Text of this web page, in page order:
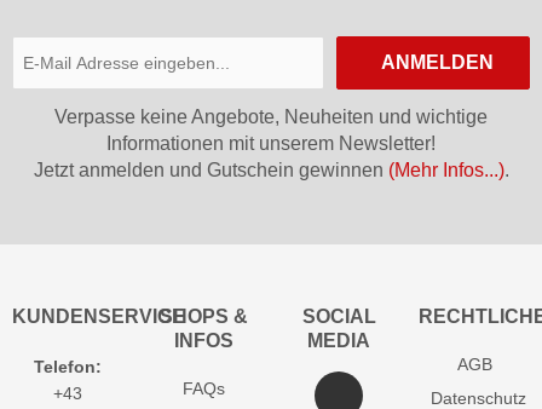
ANMELDEN
Verpasse keine Angebote, Neuheiten und wichtige
Informationen mit unserem Newsletter!
Jetzt anmelden und Gutschein gewinnen (Mehr Infos...).
KUNDENSERVICE
Telefon:
+43
SHOPS &
INFOS
FAQs
SOCIAL
MEDIA
AGB
Datenschutz